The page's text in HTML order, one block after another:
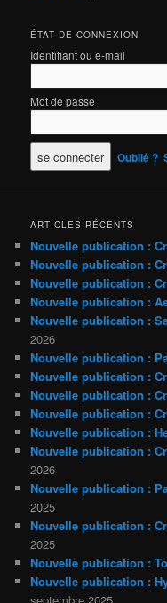
ÉTAT DE CONNEXION
Identifiant ou e-mail
Mot de passe
Oublié ?
ARTICLES RÉCENTS
Nouvelle publication :
Nouvelle publication :
Nouvelle publication :
Nouvelle publication :
Nouvelle publication :
2026
Nouvelle publication :
Nouvelle publication :
Nouvelle publication :
Nouvelle publication :
Nouvelle publication :
Nouvelle publication :
2026
Nouvelle publication :
2025
Nouvelle publication :
2025
Nouvelle publication :
Nouvelle publication :